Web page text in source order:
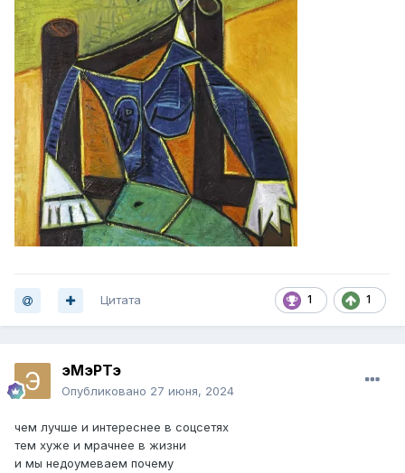
1 1
Цитата
эМэРТэ
Опубликовано 27 июня, 2024
чем лучше и интереснее в соцсетях
тем хуже и мрачнее в жизни
и мы недоумеваем почему